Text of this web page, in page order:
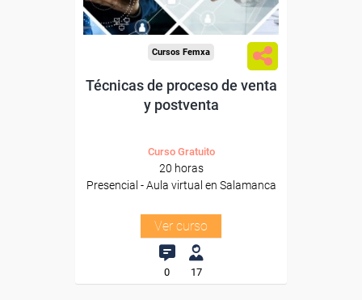
Cursos Femxa
Técnicas de proceso de venta
y postventa
Curso Gratuito
20 horas
Presencial - Aula virtual en Salamanca
Ver curso
0 17